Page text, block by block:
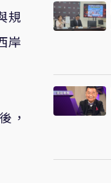
規
岸
，